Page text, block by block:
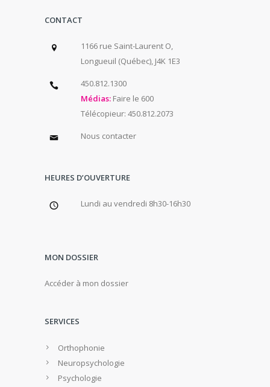
CONTACT
1166 rue Saint-Laurent O,
Longueuil (Québec), J4K 1E3
450.812.1300
Médias: Faire le 600
Télécopieur: 450.812.2073
Nous contacter
HEURES D’OUVERTURE
Lundi au vendredi 8h30-16h30
MON DOSSIER
Accéder à mon dossier
SERVICES
Orthophonie
Neuropsychologie
Psychologie